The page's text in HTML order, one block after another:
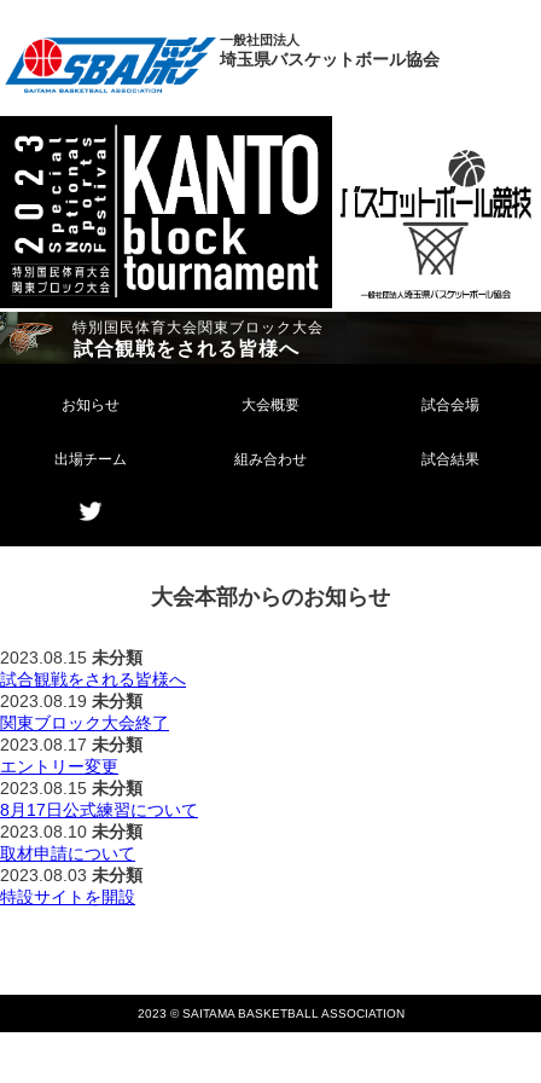
一般社団法人
埼玉県バスケットボール協会
特別国民体育大会関東ブロック大会
試合観戦をされる皆様へ
お知らせ 大会概要 試合会場
出場チーム 組み合わせ 試合結果
大会本部からのお知らせ
2023.08.15 未分類
試合観戦をされる皆様へ
2023.08.19 未分類
関東ブロック大会終了
2023.08.17 未分類
エントリー変更
2023.08.15 未分類
8月17日公式練習について
2023.08.10 未分類
取材申請について
2023.08.03 未分類
特設サイトを開設
2023 © SAITAMA BASKETBALL ASSOCIATION